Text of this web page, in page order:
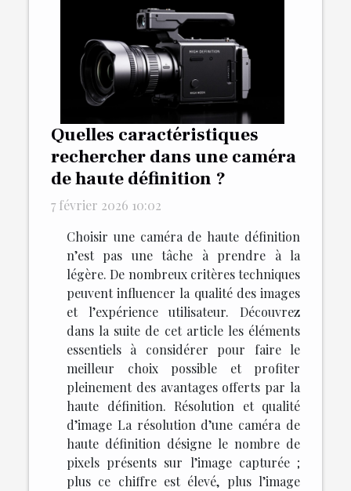
Quelles caractéristiques
rechercher dans une caméra
de haute définition ?
7 février 2026 10:02
Choisir une caméra de haute définition
n’est pas une tâche à prendre à la
légère. De nombreux critères techniques
peuvent influencer la qualité des images
et l’expérience utilisateur. Découvrez
dans la suite de cet article les éléments
essentiels à considérer pour faire le
meilleur choix possible et profiter
pleinement des avantages offerts par la
haute définition. Résolution et qualité
d’image La résolution d’une caméra de
haute définition désigne le nombre de
pixels présents sur l’image capturée ;
plus ce chiffre est élevé, plus l’image